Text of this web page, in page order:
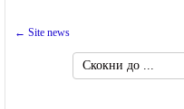
← Site news
Скокни
до